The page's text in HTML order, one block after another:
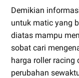
Demikian
untuk matic yang
diatas mampu
sobat cari
harga roller
perubahan